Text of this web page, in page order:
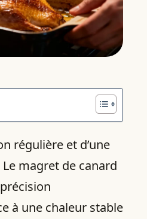
régulière et d’une
magret de canard
à une chaleur stable